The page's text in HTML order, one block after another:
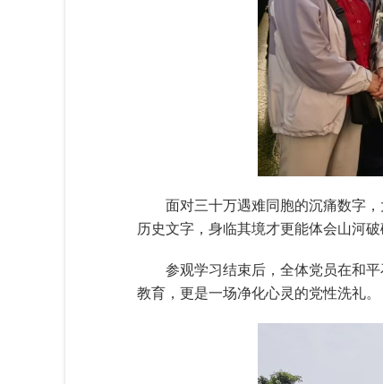
面对三十万遇难同胞的沉痛数字
历史文字，身临其境才更能体会山河
参观学习结束后，全体党员在和
教育，更是一场净化心灵的党性洗礼。